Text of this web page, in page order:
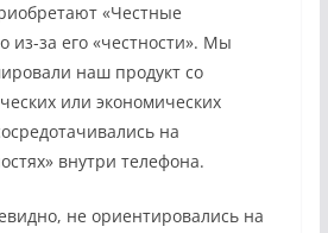
«Честные
из-за его «честности». Мы
наш продукт со
или экономических
на
внутри телефона.
не ориентировались на